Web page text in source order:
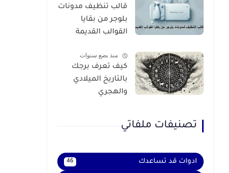
قالب تنظيف مدونات
بلوجر من بقايا
القوالب القديمة
منذ بضع سنوات
كيف تعرف برجك
بالتاريخ الميلادي
والهجري
تصنيفات ملفاتي
ادوات قد تساعدك 46